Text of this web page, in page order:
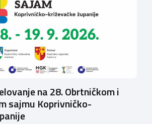
20,00 EUR po ekipI te uključuje 2 kg
na 28. Obrtničkom i
sajmu Koprivničko-